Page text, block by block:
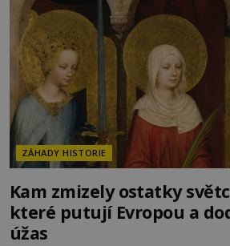
Je to zbožná záchrana před
promyšlená krádež,
ZÁHADY HISTORIE
Kam zmizely ostatky
které putují Evropou a
úžas